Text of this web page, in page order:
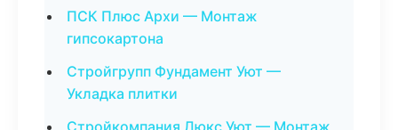
ПСК Плюс Архи — Монтаж
гипсокартона
Стройгрупп Фундамент Уют —
Укладка плитки
Стройкомпания Люкс Уют — Монтаж